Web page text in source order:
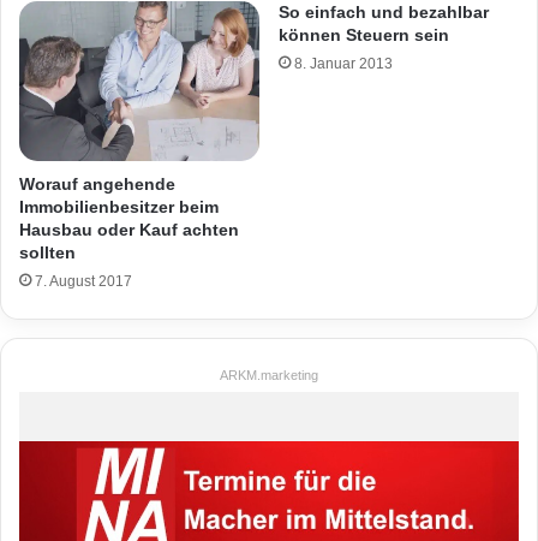
Worauf angehende
Immobilienbesitzer beim
Hausbau oder Kauf achten
sollten
7. August 2017
So einfach und bezahlbar
können Steuern sein
8. Januar 2013
ARKM.marketing